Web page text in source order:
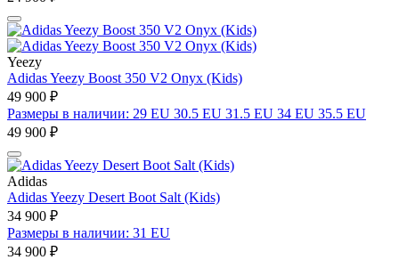
Yeezy
Adidas Yeezy Boost 350 V2 Onyx (Kids)
49 900 ₽
Размеры в наличии: 29 EU 30.5 EU 31.5 EU 34 EU 35.5 EU
49 900 ₽
Adidas
Adidas Yeezy Desert Boot Salt (Kids)
34 900 ₽
Размеры в наличии: 31 EU
34 900 ₽